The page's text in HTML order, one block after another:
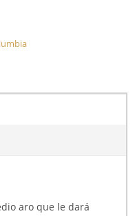
aro que le dará